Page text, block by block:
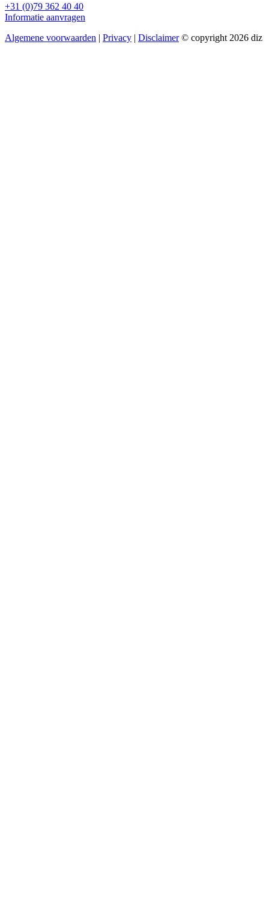
+31 (0)79 362 40 40
Informatie aanvragen
Algemene voorwaarden | Privacy | Disclaimer© copyright 2026 diz